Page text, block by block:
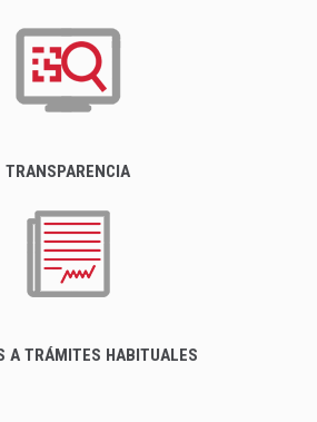
TRANSPARENCIA
A TRÁMITES HABITUALES